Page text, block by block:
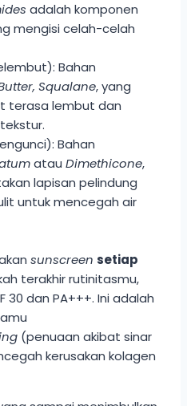
adalah komponen
mengisi celah-celah
Bahan
Squalane, yang
terasa lembut dan
Bahan
atau Dimethicone,
lapisan pelindung
untuk mencegah air
sunscreen setiap
terakhir rutinitasmu,
30 dan PA+++. Ini adalah
(penuaan akibat sinar
kerusakan kolagen